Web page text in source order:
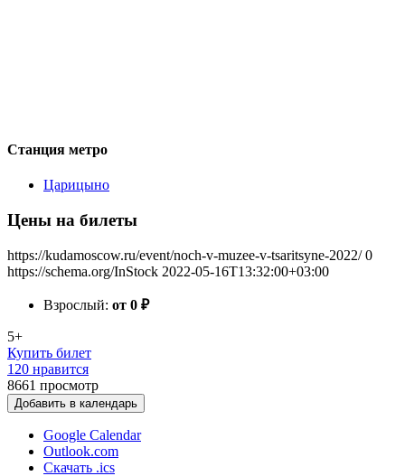
Станция метро
Царицыно
Цены на билеты
https://kudamoscow.ru/event/noch-v-muzee-v-tsaritsyne-2022/ 0
https://schema.org/InStock 2022-05-16T13:32:00+03:00
Взрослый: от 0 ₽
5+
Купить билет
120 нравится
8661 просмотр
Добавить в календарь
Google Calendar
Outlook.com
Скачать .ics